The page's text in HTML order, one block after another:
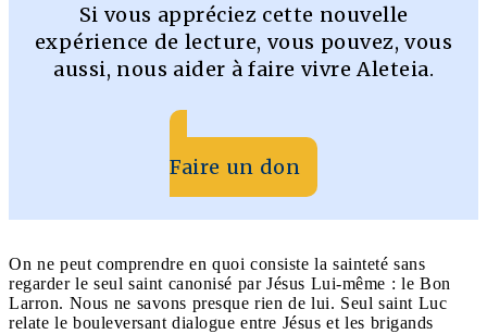
Si vous appréciez cette nouvelle
expérience de lecture, vous pouvez, vous
aussi, nous aider à faire vivre Aleteia.
Faire un don
On ne peut comprendre en quoi consiste la sainteté sans
regarder le seul saint canonisé par Jésus Lui-même : le Bon
Larron. Nous ne savons presque rien de lui. Seul saint Luc
relate le bouleversant dialogue entre Jésus et les brigands